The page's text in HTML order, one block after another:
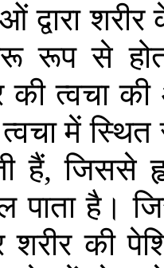
द्वारा शरीर
रूप से
की त्वचा की
त्वचा में स्थित
हैं,जिससे
पाता है।
शरीर की